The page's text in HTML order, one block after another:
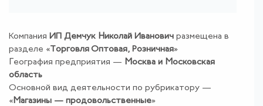
Компания ИП Демчук Николай Иванович размещена в
разделе «Торговля Оптовая, Розничная»
География предприятия — Москва и Московская
область
Основной вид деятельности по рубрикатору —
« Магазины — продовольственные»